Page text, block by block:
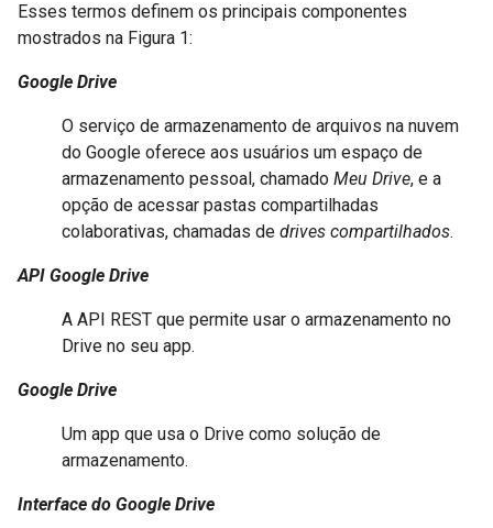
Esses termos definem os principais componentes
mostrados na Figura 1:
Google Drive
O serviço de armazenamento de arquivos na nuvem
do Google oferece aos usuários um espaço de
armazenamento pessoal, chamado Meu Drive, e a
opção de acessar pastas compartilhadas
colaborativas, chamadas de drives compartilhados.
API Google Drive
A API REST que permite usar o armazenamento no
Drive no seu app.
Google Drive
Um app que usa o Drive como solução de
armazenamento.
Interface do Google Drive